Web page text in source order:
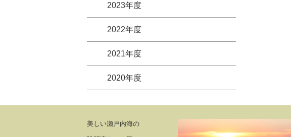
2023年度
2022年度
2021年度
2020年度
美しい瀬戸内海の